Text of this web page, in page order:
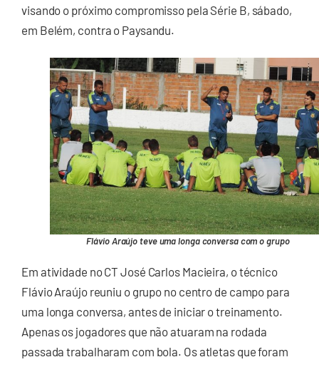
visando o próximo compromisso pela Série B, sábado,
em Belém, contra o Paysandu.
Flávio Araújo teve uma longa conversa com o grupo
Em atividade no CT José Carlos Macieira, o técnico
Flávio Araújo reuniu o grupo no centro de campo para
uma longa conversa, antes de iniciar o treinamento.
Apenas os jogadores que não atuaram na rodada
passada trabalharam com bola. Os atletas que foram